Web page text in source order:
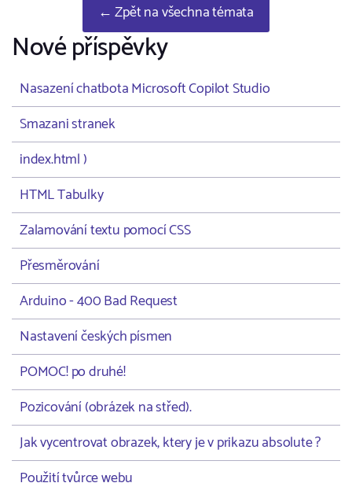
← Zpět na všechna témata
Nové příspěvky
Nasazení chatbota Microsoft Copilot Studio
Smazani stranek
index.html )
HTML Tabulky
Zalamování textu pomocí CSS
Přesměrování
Arduino - 400 Bad Request
Nastavení českých písmen
POMOC! po druhé!
Pozicování (obrázek na střed).
Jak vycentrovat obrazek, ktery je v prikazu absolute ?
Použití tvůrce webu